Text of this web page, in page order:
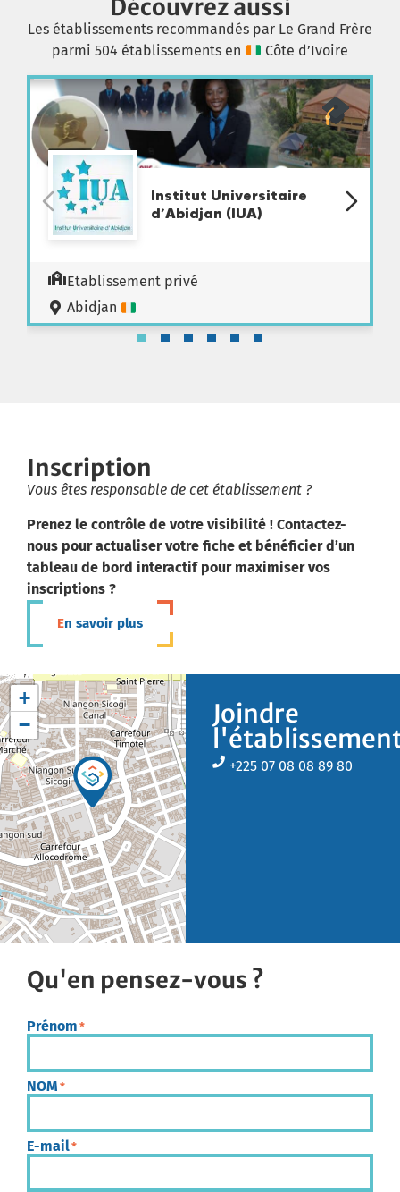
Découvrez aussi
Les établissements recommandés par Le Grand Frère
parmi 504 établissements en
Côte d’Ivoire
Institut Universitaire
d’Abidjan (IUA)
Etablissement privé
Abidjan
Inscription
Vous êtes responsable de cet établissement ?
Prenez le contrôle de votre visibilité ! Contactez-
nous pour actualiser votre fiche et bénéficier d’un
tableau de bord interactif pour maximiser vos
inscriptions ?
En savoir plus
+
−
Joindre
+225 07 08 08 89 80
Qu'en pensez-vous ?
Prénom *
NOM *
E-mail*